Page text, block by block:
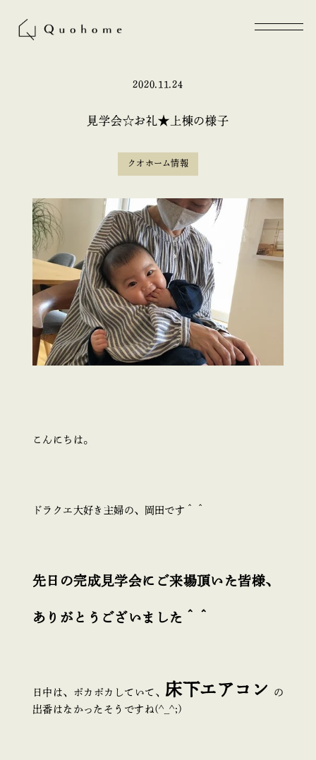
2020.11.24
見学会☆お礼★上棟の様子
クオホーム情報
こんにちは。
ドラクエ大好き主婦の、岡田です＾＾
先日の完成見学会にご来場頂いた皆様、
ありがとうございました＾＾
日中は、ポカポカしていて、 床下エアコン
の
出番はなかったそうですね(^_^;)